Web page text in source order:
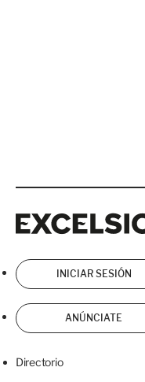
INICIAR SESIÓN
ANÚNCIATE
Directorio